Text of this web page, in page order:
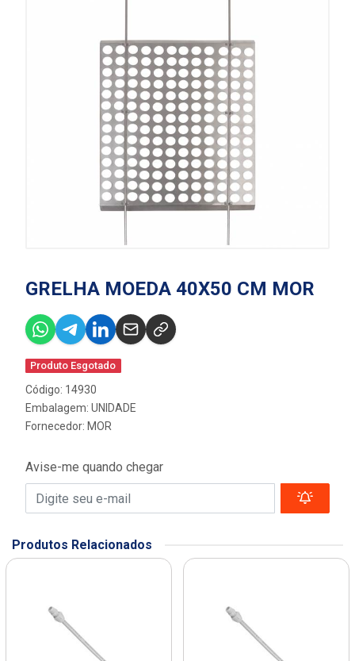
GRELHA MOEDA 40X50 CM MOR
Produto Esgotado
Código: 14930
Embalagem: UNIDADE
Fornecedor: MOR
Avise-me quando chegar
Produtos Relacionados